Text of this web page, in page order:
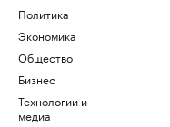
Политика
Экономика
Общество
Бизнес
Технологии и
медиа